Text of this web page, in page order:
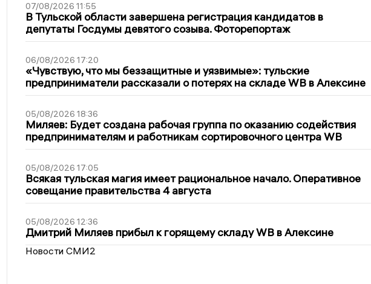
07/08/2026 11:55
В Тульской области завершена регистрация кандидатов в
депутаты Госдумы девятого созыва. Фоторепортаж
06/08/2026 17:20
«Чувствую, что мы беззащитные и уязвимые»: тульские
предприниматели рассказали о потерях на складе WB в Алексине
05/08/2026 18:36
Миляев: Будет создана рабочая группа по оказанию содействия
предпринимателям и работникам сортировочного центра WB
05/08/2026 17:05
Всякая тульская магия имеет рациональное начало. Оперативное
совещание правительства 4 августа
05/08/2026 12:36
Дмитрий Миляев прибыл к горящему складу WB в Алексине
Новости СМИ2